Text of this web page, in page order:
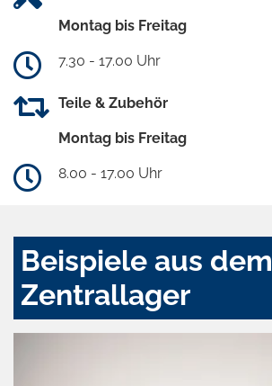
Montag bis Freitag
7.30 - 17.00 Uhr
Teile & Zubehör
Montag bis Freitag
8.00 - 17.00 Uhr
Beispiele aus dem
Zentrallager